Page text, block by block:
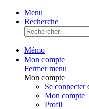
Menu
Recherche
Mémo
Mon compte
Fermer menu
Mon compte
Se connecter
Mon compte
Profil